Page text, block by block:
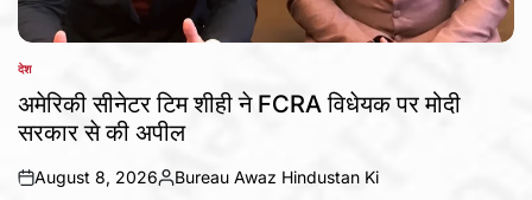
POSTED
देश
अमेरिकी सीनेटर टिम शीही ने FCRA विधेयक पर मोदी
सरकार से की अपील
on
August 8, 2026
Posted
Bureau Awaz Hindustan Ki